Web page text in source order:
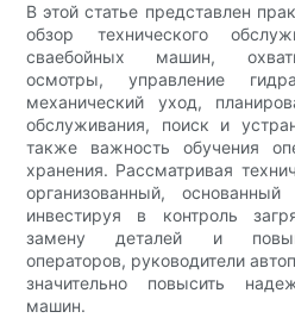
В этой статье представлен
обзор технического
сваебойных машин,
осмотры, управление
механический уход,
обслуживания, поиск и
также важность обучения
хранения. Рассматривая
организованный,
инвестируя в контроль
замену деталей и
операторов, руководители
значительно повысить
машин.